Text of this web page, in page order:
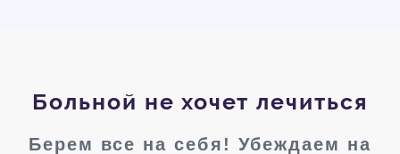
Больной не хочет лечиться
Берем все на себя! Убеждаем на